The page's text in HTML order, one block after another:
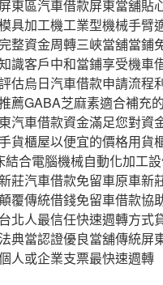
東區汽車借款屏東當舖貼
具加工機工業型機械手臂
整資金周轉三峽當舖當鋪
識客戶中和當鋪享受機車
估烏日汽車借款申請流程
薦GABA芝麻素適合補充
汽車借款資金滿足您對資
貨櫃屋以便宜的價格用貨
合電腦機械自動化加工
莊汽車借款免留車原車新
覆傳統借錢免留車借款協
北人最信任快速週轉方式
典當認證優良當舖傳統屏
人或企業支票最快速週轉